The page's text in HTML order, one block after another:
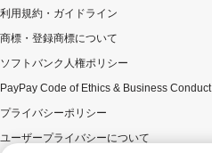
利用規約・ガイドライン
商標・登録商標について
ソフトバンク人権ポリシー
PayPay Code of Ethics & Business Conduct
プライバシーポリシー
ユーザープライバシーについて